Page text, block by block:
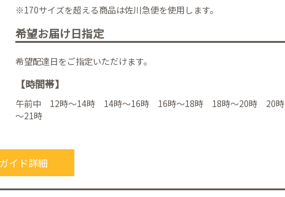
※170サイズを超える商品は佐川急便を使用します。
希望お届け日指定
希望配達日をご指定いただけます。
【時間帯】
午前中 12時～14時 14時～16時 16時～18時 18時～20時 20時
～21時
イド詳細